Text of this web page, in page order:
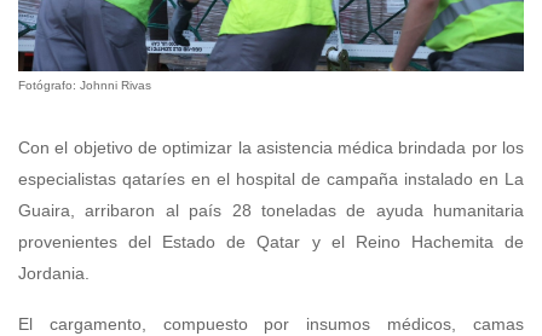
Fotógrafo: Johnni Rivas
​Con el objetivo de optimizar la asistencia médica brindada por los
especialistas qataríes en el hospital de campaña instalado en La
Guaira, arribaron al país 28 toneladas de ayuda humanitaria
provenientes del Estado de Qatar y el Reino Hachemita de
Jordania.
​El cargamento, compuesto por insumos médicos, camas